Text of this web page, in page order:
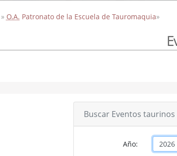
» O.A. Patronato de la Escuela de Tauromaquia»
Buscar Eventos taurinos
Año: